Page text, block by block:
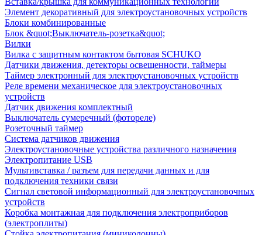
Элемент декоративный для электроустановочных устройств
Блоки комбинированные
Блок &quot;Выключатель-розетка&quot;
Вилки
Вилка с защитным контактом бытовая SCHUKO
Датчики движения, детекторы освещенности, таймеры
Таймер электронный для электроустановочных устройств
Реле времени механическое для электроустановочных
устройств
Датчик движения комплектный
Выключатель сумеречный (фотореле)
Розеточный таймер
Система датчиков движения
Электроустановочные устройства различного назначения
Электропитание USB
Мультивставка / разъем для передачи данных и для
подключения техники связи
Сигнал световой информационный для электроустановочных
устройств
Коробка монтажная для подключения электроприборов
(электроплиты)